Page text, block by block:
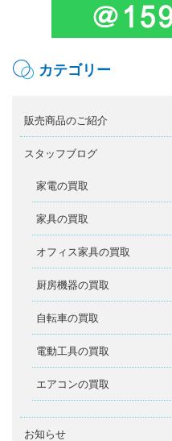
カテゴリー
販売商品のご紹介
スタッフブログ
家電の買取
家具の買取
オフィス家具の買取
厨房機器の買取
自転車の買取
電動工具の買取
エアコンの買取
お知らせ